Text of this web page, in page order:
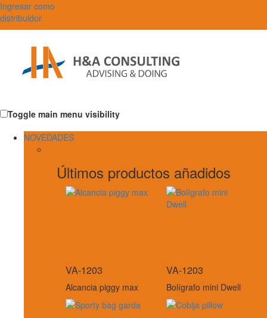
Ingresar como
distribuidor
Toggle main menu visibility
NOVEDADES
Últimos productos añadidos
VA-1203
Alcancia piggy max
VA-1203
Bolígrafo mini Dwell